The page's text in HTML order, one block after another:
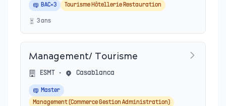
BAC+3 Tourisme Hôtellerie Restauration
3ans
Management/ Tourisme
ESMT • Casablanca
Master
Management (Commerce Gestion Administration)